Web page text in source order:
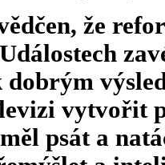
že
dobrým
vytvořit
psát a